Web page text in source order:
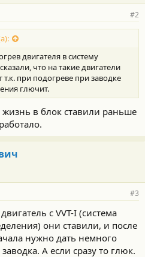
#2
двигателя в систему
что на такие двигатели
при подогреве при заводке
глючит.
жизнь в блок ставили раньше
#3
с VVT-I (система
они ставили, и после
нужно дать немного
А если сразу то глюк.